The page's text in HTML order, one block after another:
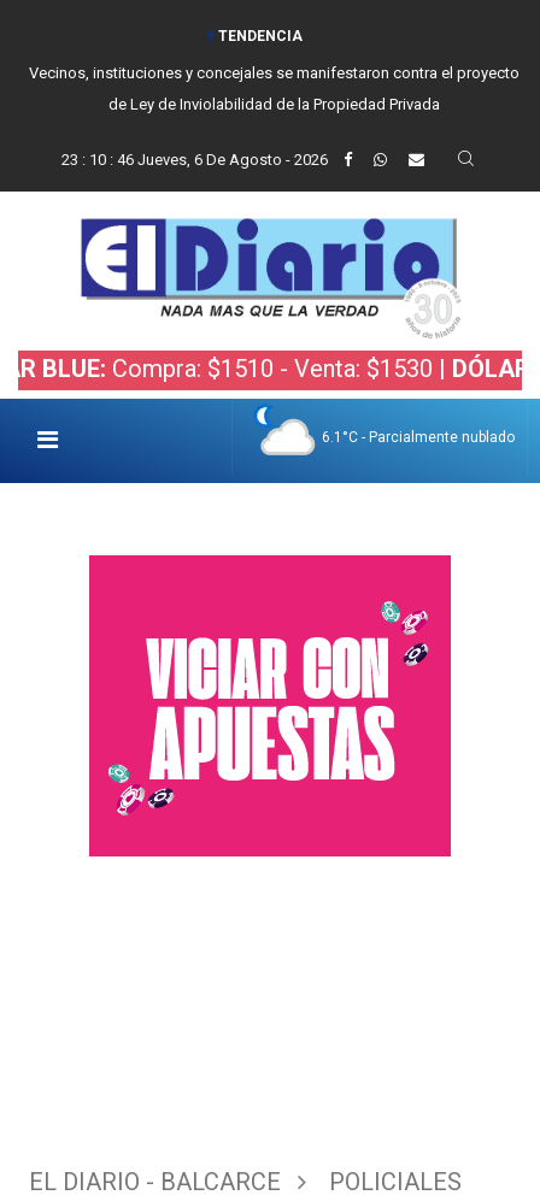
TENDENCIA
Vecinos, instituciones y concejales se manifestaron contra el proyecto
de Ley de Inviolabilidad de la Propiedad Privada
23 : 10: 47 Jueves, 6 De Agosto - 2026
Compra: $1510 - Venta: $1530 | DÓLAR
6.1°C - Parcialmente nublado
EL DIARIO - BALCARCE
POLICIALES